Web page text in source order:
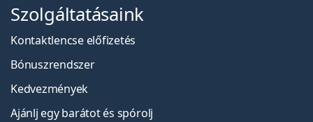
Szolgáltatásaink
Kontaktlencse előfizetés
Bónuszrendszer
Kedvezmények
Ajánlj egy barátot és spórolj